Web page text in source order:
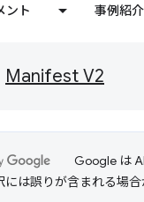
ント 事例紹介
Manifest V2
Google は
には誤りが含まれる場合